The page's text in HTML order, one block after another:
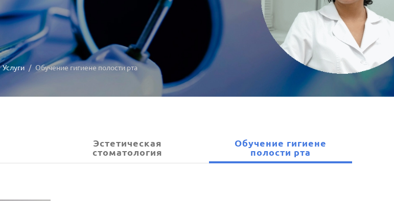
Услуги Обучение гигиене полости рта
Эстетическая
стоматология
Обучение гигиене
полости рта